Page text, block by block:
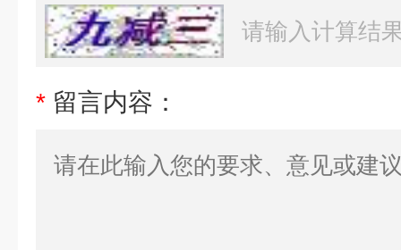
* 留言内容：